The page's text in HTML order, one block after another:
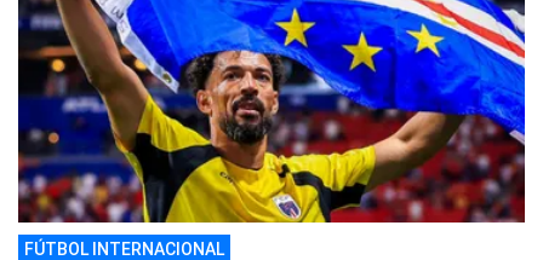
FÚTBOL INTERNACIONAL